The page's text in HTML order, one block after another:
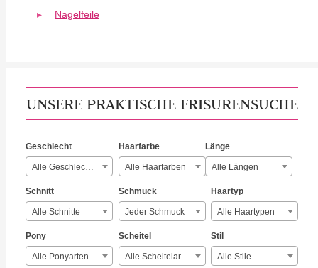
Nagelfeile
UNSERE PRAKTISCHE FRISURENSUCHE
Geschlecht
Alle Geschlechter
Haarfarbe
Alle Haarfarben
Länge
Alle Längen
Schnitt
Alle Schnitte
Schmuck
Jeder Schmuck
Haartyp
Alle Haartypen
Pony
Alle Ponyarten
Scheitel
Alle Scheitelarten
Stil
Alle Stile